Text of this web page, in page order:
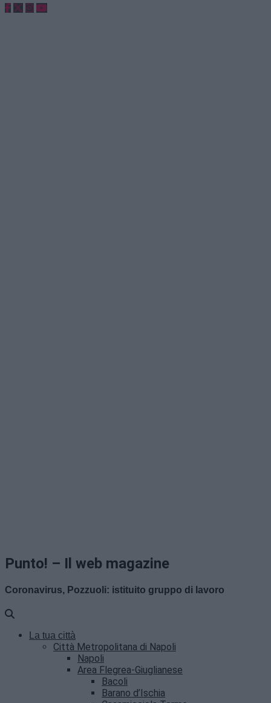
Punto! – Il web magazine
Coronavirus, Pozzuoli: istituito gruppo di lavoro
La tua città
Città Metropolitana di Napoli
Napoli
Area Flegrea-Giuglianese
Bacoli
Barano d’Ischia